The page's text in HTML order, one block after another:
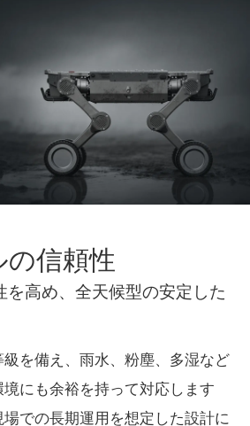
信頼性
を高め、全天候型の安定した
級を備え、雨水、粉塵、多湿など
にも余裕を持って対応します
での長期運用を想定した設計に